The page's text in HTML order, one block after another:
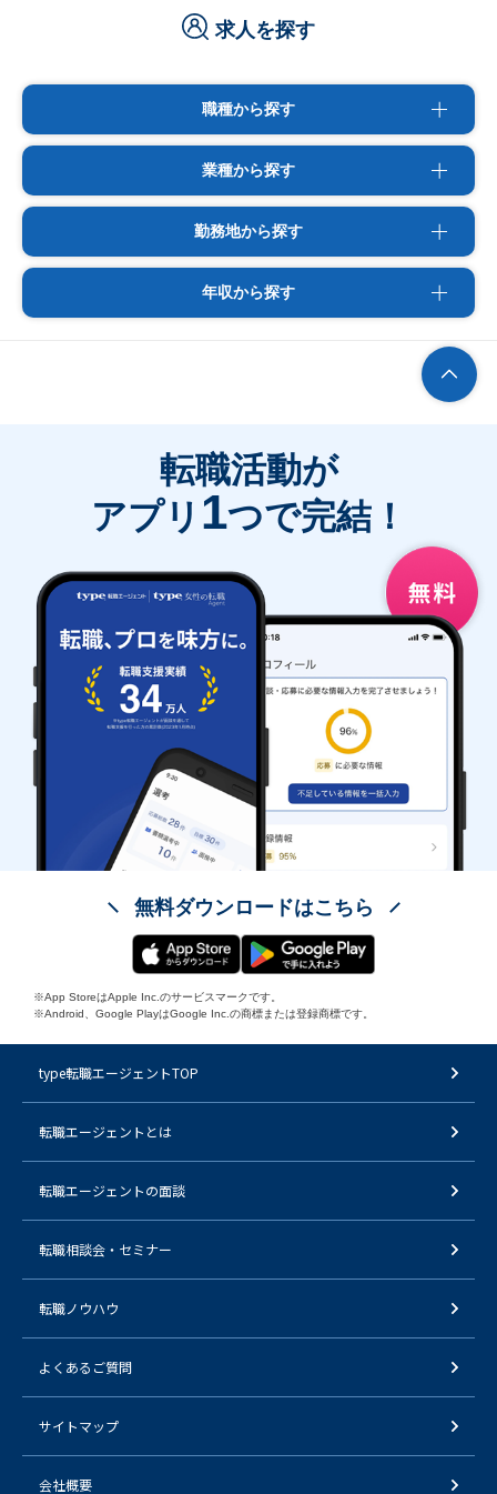
求人を探す
職種から探す
業種から探す
勤務地から探す
年収から探す
転職活動が
アプリ 1つで完結！
無料ダウンロードはこちら
※App StoreはApple Inc.のサービスマークです。
※Android、Google PlayはGoogle Inc.の商標または登録商標です。
type転職エージェントTOP
転職エージェントとは
転職エージェントの面談
転職相談会・セミナー
転職ノウハウ
よくあるご質問
サイトマップ
会社概要